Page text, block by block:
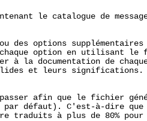
le catalogue de
des options
option en utilisant le
à la documentation de
et leurs significations.
afin que le fichier
par défaut). C'est-à-dire
traduits à plus de 80% pour